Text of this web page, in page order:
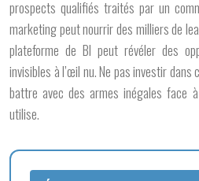
prospects qualifiés traités par un
marketing peut nourrir des milliers de
plateforme de BI peut révéler des
invisibles à l’œil nu. Ne pas investir dans
battre avec des armes inégales face
utilise.